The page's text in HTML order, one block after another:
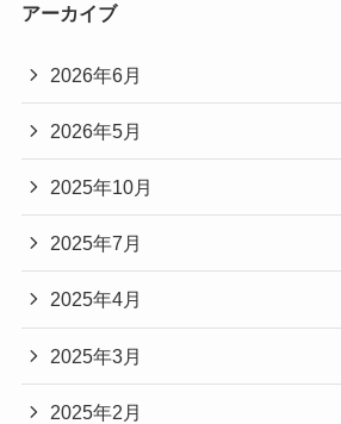
アーカイブ
2026年6月
2026年5月
2025年10月
2025年7月
2025年4月
2025年3月
2025年2月